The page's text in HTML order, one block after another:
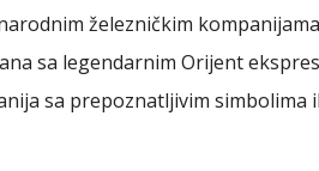
železničkim
sa legendarnim Orijent
sa prepoznatljivim simbolima